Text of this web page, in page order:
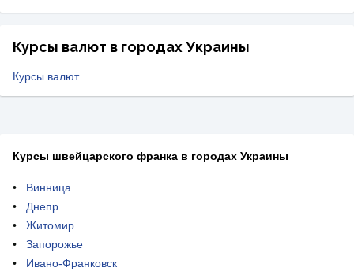
Курсы валют в городах Украины
Курсы валют
Курсы швейцарского франка в городах Украины
Винница
Днепр
Житомир
Запорожье
Ивано-Франковск